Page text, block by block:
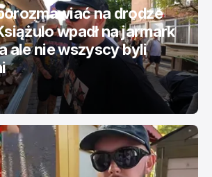
na drodze
wpadł na jarmark
ale nie wszyscy byli